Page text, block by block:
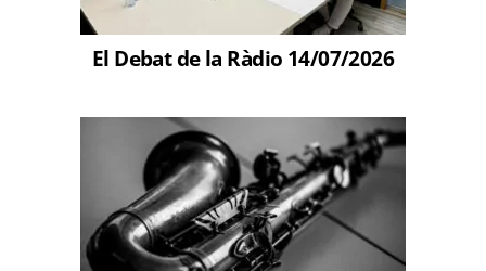
El Debat de la Ràdio 14/07/2026